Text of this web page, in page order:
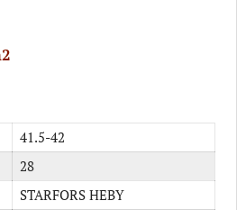
41.5-42
28
STARFORS HEBY